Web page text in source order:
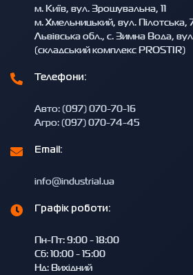
м. Київ, вул. Зрошувальна, 11
м. Хмельницький, вул. Пілотська,
Львівська обл., с. Зимна Вода,
(складський комплекс PROSTIR)
Телефони:
Авто: (097) 070-70-16
Агро: (097) 070-74-45
Email:
info@industrial.ua
Графік роботи:
Пн-Пт: 9:00 - 18:00
Сб: 10:00 - 15:00
Нд: Вихідний